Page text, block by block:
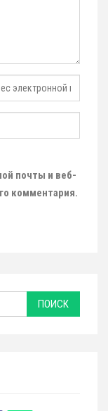
почты и веб-
комментария.